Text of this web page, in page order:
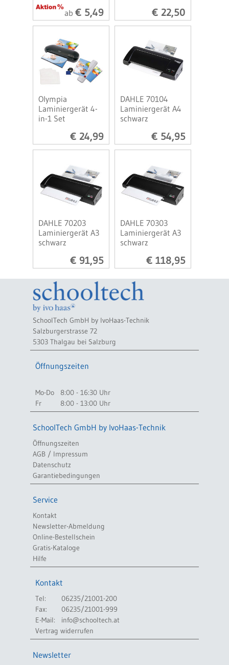
ab € 5,49 € 22,50
Olympia
Laminiergerät 4-
in-1 Set
€ 24,99
DAHLE 70104
Laminiergerät A4
schwarz
€ 54,95
DAHLE 70203
Laminiergerät A3
schwarz
€ 91,95
DAHLE 70303
Laminiergerät A3
schwarz
€ 118,95
SchoolTech GmbH by IvoHaas-Technik
Salzburgerstrasse 72
5303 Thalgau bei Salzburg
Öffnungszeiten
Mo-Do
8:00 - 16:30 Uhr
Fr
8:00 - 13:00 Uhr
SchoolTech GmbH by IvoHaas-Technik
Öffnungszeiten
AGB / Impressum
Datenschutz
Garantiebedingungen
Service
Kontakt
Newsletter-Abmeldung
Online-Bestellschein
Gratis-Kataloge
Hilfe
Kontakt
Tel:
06235/21001-200
Fax:
06235/21001-999
E-Mail:
info@schooltech.at
Vertrag widerrufen
Newsletter